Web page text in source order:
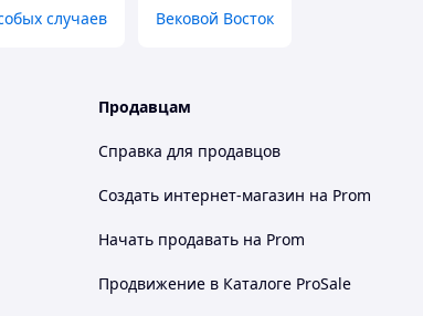
случаев Вековой Восток
Продавцам
Справка для продавцов
Создать интернет-магазин на Prom
Начать продавать на Prom
Продвижение в Каталоге ProSale